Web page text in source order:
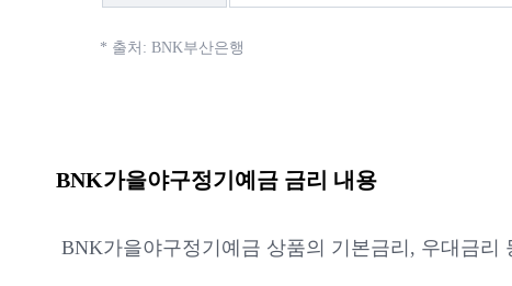
* 출처: BNK부산은행
BNK가을야구정기예금 금리 내용
BNK가을야구정기예금 상품의 기본금리, 우대금리